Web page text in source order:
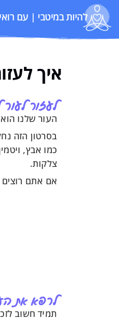
להיות במיטבי | עם
איך
לעזור
העור שלנו
בסרטון הזה
צלקות.
אם אתם
לרפא את
תמיד חשוב